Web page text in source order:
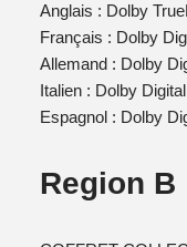
Anglais : Dolby
Français : Dolby
Allemand : Dolby
Italien : Dolby
Espagnol : Dolby
Region B